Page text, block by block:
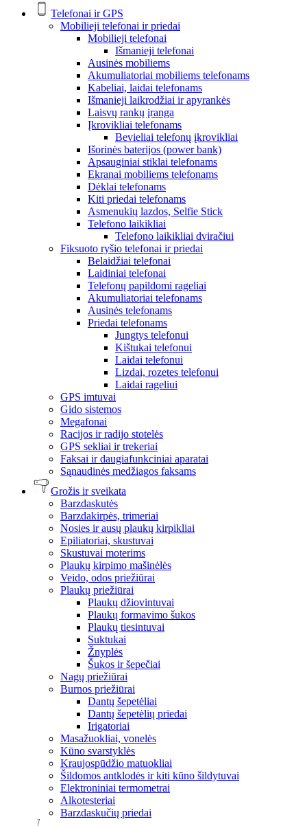
Telefonai ir GPS
Mobilieji telefonai ir priedai
Mobilieji telefonai
Išmanieji telefonai
Ausinės mobiliems
Akumuliatoriai mobiliems telefonams
Kabeliai, laidai telefonams
Išmanieji laikrodžiai ir apyrankės
Laisvų rankų įranga
Įkrovikliai telefonams
Bevieliai telefonų įkrovikliai
Išorinės baterijos (power bank)
Apsauginiai stiklai telefonams
Ekranai mobiliems telefonams
Dėklai telefonams
Kiti priedai telefonams
Asmenukių lazdos, Selfie Stick
Telefono laikikliai
Telefono laikikliai dviračiui
Fiksuoto ryšio telefonai ir priedai
Belaidžiai telefonai
Laidiniai telefonai
Telefonų papildomi rageliai
Akumuliatoriai telefonams
Ausinės telefonams
Priedai telefonams
Jungtys telefonui
Kištukai telefonui
Laidai telefonui
Lizdai, rozetes telefonui
Laidai rageliui
GPS imtuvai
Gido sistemos
Megafonai
Racijos ir radijo stotelės
GPS sekliai ir trekeriai
Faksai ir daugiafunkciniai aparatai
Sąnaudinės medžiagos faksams
Grožis ir sveikata
Barzdaskutės
Barzdakirpės, trimeriai
Nosies ir ausų plaukų kirpikliai
Epiliatoriai, skustuvai
Skustuvai moterims
Plaukų kirpimo mašinėlės
Veido, odos priežiūrai
Plaukų priežiūrai
Plaukų džiovintuvai
Plaukų formavimo šukos
Plaukų tiesintuvai
Suktukai
Žnyplės
Šukos ir šepečiai
Nagų priežiūrai
Burnos priežiūrai
Dantų šepetėliai
Dantų šepetėlių priedai
Irigatoriai
Masažuokliai, vonelės
Kūno svarstyklės
Kraujospūdžio matuokliai
Šildomos antklodės ir kiti kūno šildytuvai
Elektroniniai termometrai
Alkotesteriai
Barzdaskučių priedai